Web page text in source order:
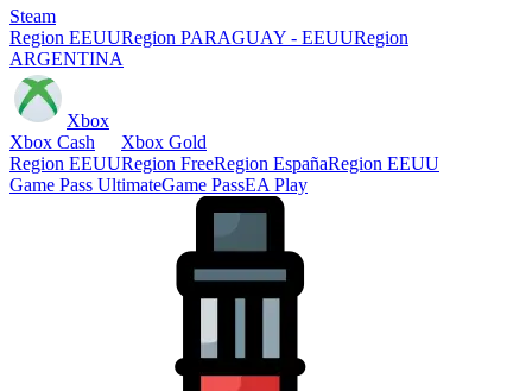
Steam
Region EEUURegion PARAGUAY - EEUURegion
ARGENTINA
Xbox
Xbox Cash
Region EEUU
Xbox Gold
Region FreeRegion EspañaRegion EEUU
Game Pass UltimateGame PassEA Play